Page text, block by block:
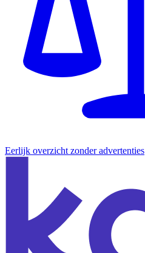
Eerlijk overzicht zonder advertenties